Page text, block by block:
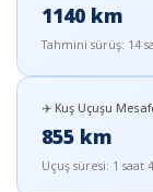
1140 km
Tahmini sürüş: 14
✈️ Kuş Uçuşu
855 km
Uçuş süresi: 1 saat